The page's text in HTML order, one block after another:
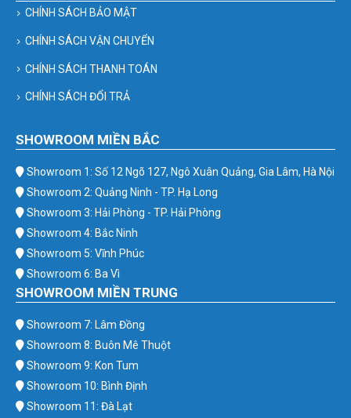
CHÍNH SÁCH BẢO MẬT
CHÍNH SÁCH VẬN CHUYỂN
CHÍNH SÁCH THANH TOÁN
CHÍNH SÁCH ĐỔI TRẢ
SHOWROOM MIỀN BẮC
Showroom 1: Số 12 Ngõ 127, Ngô Xuân Quảng, Gia Lâm, Hà Nội
Showroom 2: Quảng Ninh - TP. Hạ Long
Showroom 3: Hải Phòng - TP. Hải Phòng
Showroom 4: Bắc Ninh
Showroom 5: Vĩnh Phúc
Showroom 6: Ba Vì
SHOWROOM MIỀN TRUNG
Showroom 7: Lâm Đồng
Showroom 8: Buôn Mê Thuột
Showroom 9: Kon Tum
Showroom 10: Bình Định
Showroom 11: Đà Lạt